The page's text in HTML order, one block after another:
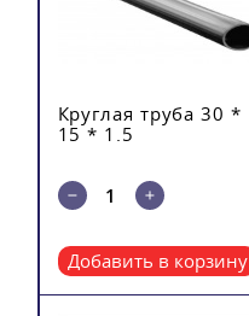
Круглая труба 30 *
15 * 1.5
Добавить в корзину